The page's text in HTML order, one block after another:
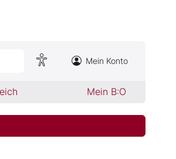
Mein Konto
Mein B:O